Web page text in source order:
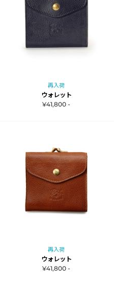
再入荷
ウォレット
¥41,800 -
再入荷
ウォレット
¥41,800 -